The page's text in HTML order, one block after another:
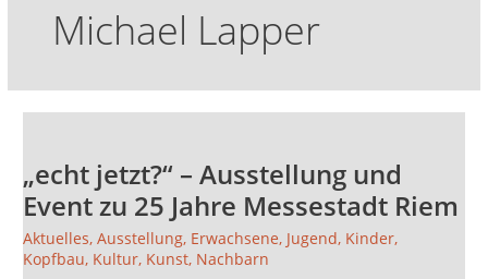
Michael Lapper
„echt jetzt?“ – Ausstellung und
Event zu 25 Jahre Messestadt Riem
Aktuelles,Ausstellung, Erwachsene, Jugend, Kinder,
Kopfbau, Kultur, Kunst, Nachbarn
Ausstellung
und
Event
zu